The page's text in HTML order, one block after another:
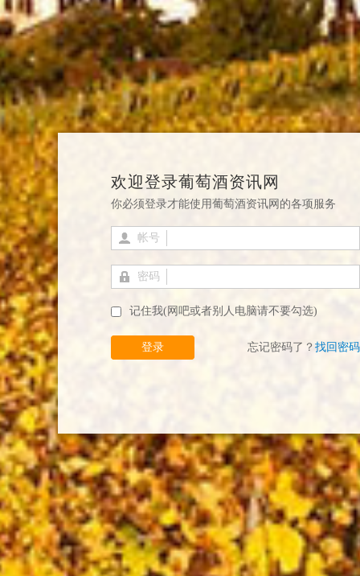
欢迎登录葡萄酒资讯网
你必须登录才能使用葡萄酒资讯网的各项服务
帐号
密码
记住我(网吧或者别人电脑请不要勾选)
登录 忘记密码了？ 找回密码